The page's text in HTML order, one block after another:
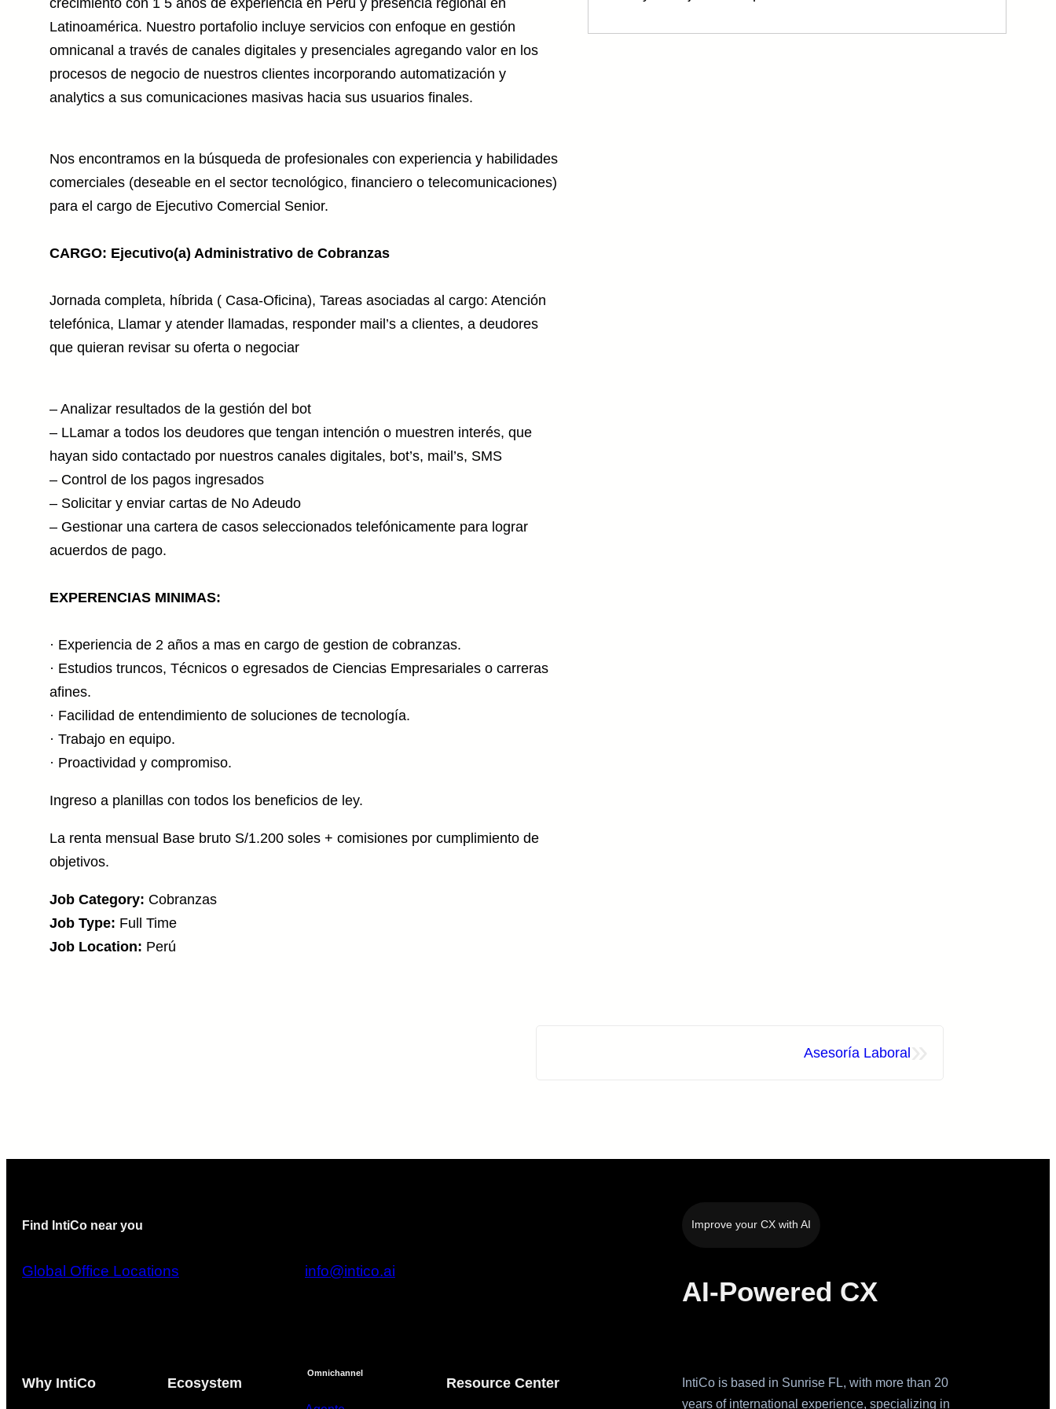
AI technology to improve Customer Experience
crecimiento con 1 5 años de experiencia en Perú y presencia regional en
Latinoamérica. Nuestro portafolio incluye servicios con enfoque en gestión
omnicanal a través de canales digitales y presenciales agregando valor en los
procesos de negocio de nuestros clientes incorporando automatización y
analytics a sus comunicaciones masivas hacia sus usuarios finales.
Nos encontramos en la búsqueda de profesionales con experiencia y habilidades
comerciales (deseable en el sector tecnológico, financiero o telecomunicaciones)
para el cargo de Ejecutivo Comercial Senior.
CARGO: Ejecutivo(a) Administrativo de Cobranzas
Jornada completa, híbrida ( Casa-Oficina), Tareas asociadas al cargo: Atención
telefónica, Llamar y atender llamadas, responder mail’s a clientes, a deudores
que quieran revisar su oferta o negociar
– Analizar resultados de la gestión del bot
– LLamar a todos los deudores que tengan intención o muestren interés, que
hayan sido contactado por nuestros canales digitales, bot’s, mail’s, SMS
– Control de los pagos ingresados
– Solicitar y enviar cartas de No Adeudo
– Gestionar una cartera de casos seleccionados telefónicamente para lograr
acuerdos de pago.
EXPERENCIAS MINIMAS:
· Experiencia de 2 años a mas en cargo de gestion de cobranzas.
· Estudios truncos, Técnicos o egresados de Ciencias Empresariales o carreras
afines.
· Facilidad de entendimiento de soluciones de tecnología.
· Trabajo en equipo.
· Proactividad y compromiso.
Ingreso a planillas con todos los beneficios de ley.
La renta mensual Base bruto S/1.200 soles + comisiones por cumplimiento de
objetivos.
Job Category: Cobranzas
Job Type: Full Time
Job Location: Perú
Asesoría Laboral
Find IntiCo near you
Global Office Locations info@intico.ai
Why IntiCo Ecosystem
Omnichannel
Resource Center
Improve your CX with AI
AI-Powered CX
IntiCo is based in Sunrise FL, with more than 20
years of international experience, specializing in